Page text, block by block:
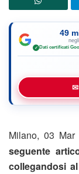
49
✓ Dati certificati
✉
Milano, 03
seguente
collegandosi